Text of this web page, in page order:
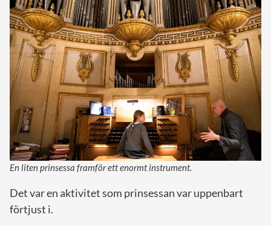
En liten prinsessa framför ett enormt instrument.
Det var en aktivitet som prinsessan var uppenbart
förtjust i.